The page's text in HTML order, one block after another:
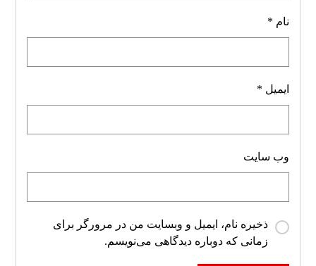
نام *
ایمیل *
وب‌ سایت
ذخیره نام، ایمیل و وبسایت من در مرورگر برای
زمانی که دوباره دیدگاهی می‌نویسم.